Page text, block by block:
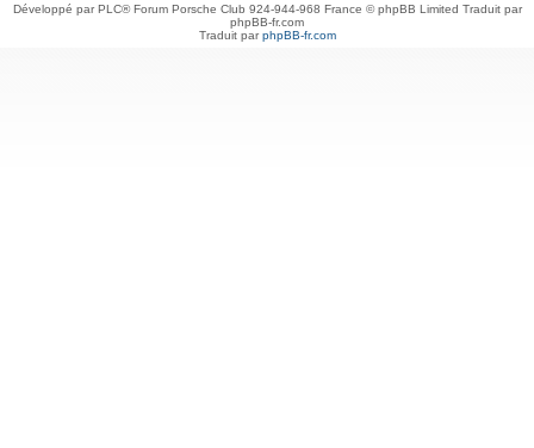
Développé par PLC® Forum Porsche Club 924-944-968 France © phpBB Limited Traduit par
phpBB-fr.com
Traduit parphpBB-fr.com